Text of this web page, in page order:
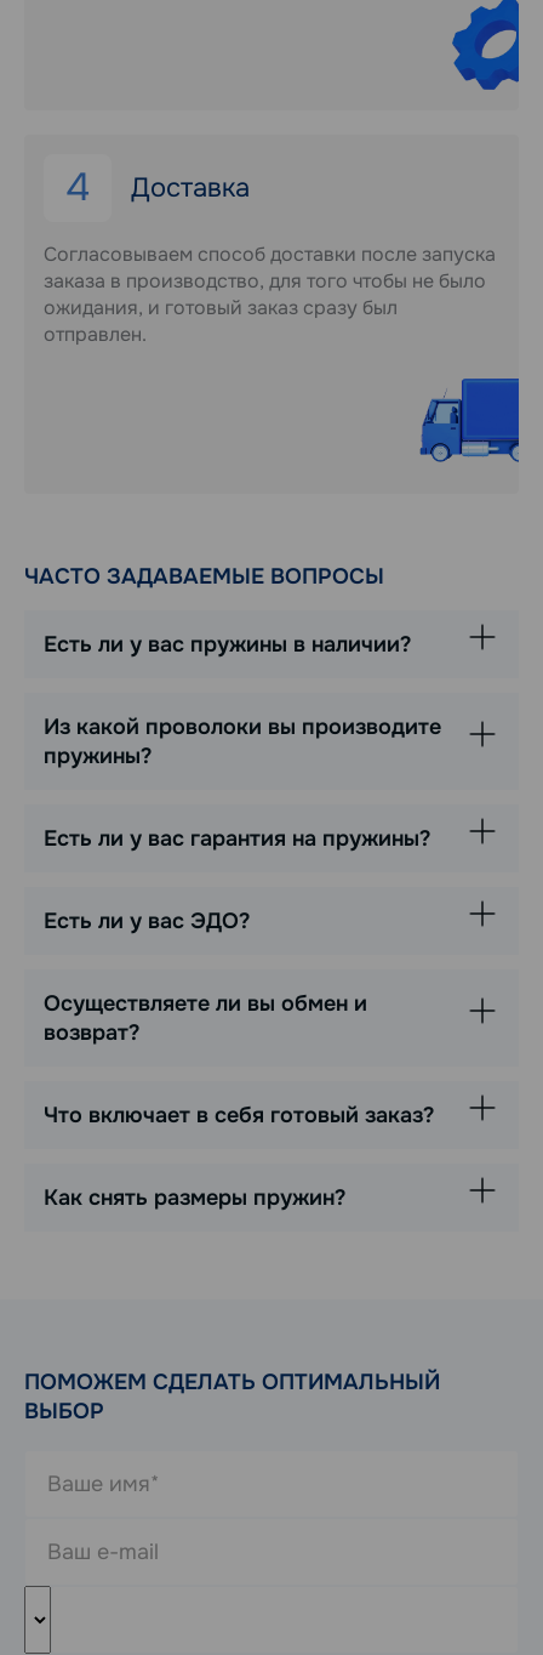
4 Доставка
Согласовываем способ доставки после запуска
заказа в производство, для того чтобы не было
ожидания, и готовый заказ сразу был
отправлен.
ЧАСТО ЗАДАВАЕМЫЕ ВОПРОСЫ
Есть ли у вас пружины в наличии?
Из какой проволоки вы производите
пружины?
Есть ли у вас гарантия на пружины?
Есть ли у вас ЭДО?
Осуществляете ли вы обмен и
возврат?
Что включает в себя готовый заказ?
Как снять размеры пружин?
ПОМОЖЕМ СДЕЛАТЬ ОПТИМАЛЬНЫЙ
ВЫБОР